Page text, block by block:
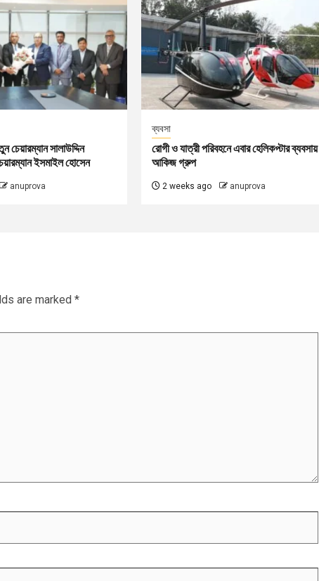
চেয়ারম্যান সালাউদ্দিন
ইসমাইল হোসেন
anuprova
ব্যবসা
রোগী ও যাত্রী পরিবহনে এবার হেলিকপ্টার ব্যবসায়
আকিজ গ্রুপ
2 weeks ago anuprova
are marked *